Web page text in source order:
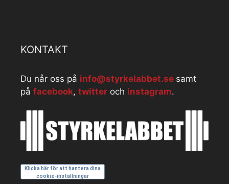
KONTAKT
Du når oss på info@styrkelabbet.se samt
på facebook, twitter och instagram.
Klicka här för att hantera dina
cookie-inställningar